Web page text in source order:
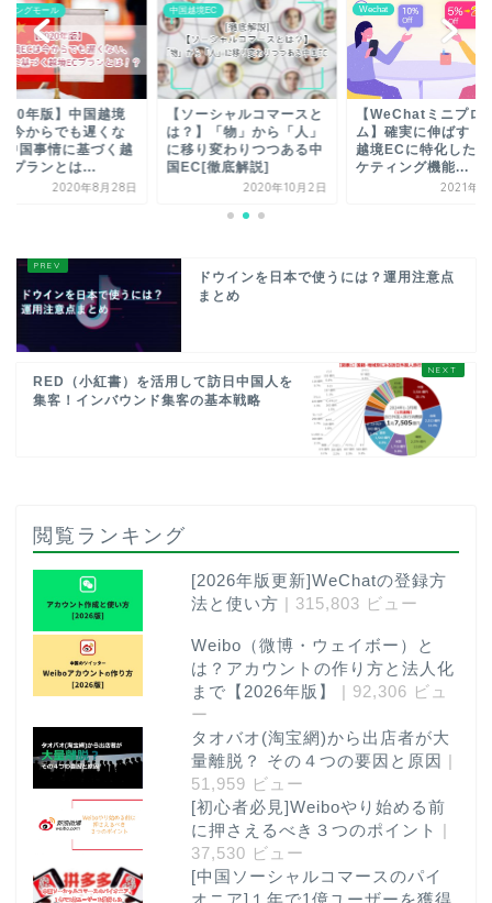
国越境
遅くな
基づく越
は...
年8月28日
中国越境EC
【ソーシャルコマースと
は？】「物」から「人」
に移り変わりつつある中
国EC[徹底解説]
2020年10月2日
Wechat
【WeChatミニプログラ
ム】確実に伸ばす！中国
越境ECに特化したマー
ケティング機能...
2021年6月4日
ドウインを日本で使うには？運用注意点
まとめ
RED（小紅書）を活用して訪日中国人を
集客！インバウンド集客の基本戦略
閲覧ランキング
[2026年版更新]WeChatの登録方
法と使い方 | 315,803 ビュー
Weibo（微博・ウェイボー）と
は？アカウントの作り方と法人化
まで【2026年版】 | 92,306 ビュ
ー
タオバオ(淘宝網)から出店者が大
量離脱？ その４つの要因と原因 |
51,959 ビュー
[初心者必見]Weiboやり始める前
に押さえるべき３つのポイント |
37,530 ビュー
[中国ソーシャルコマースのパイ
オニア]１年で1億ユーザーを獲得